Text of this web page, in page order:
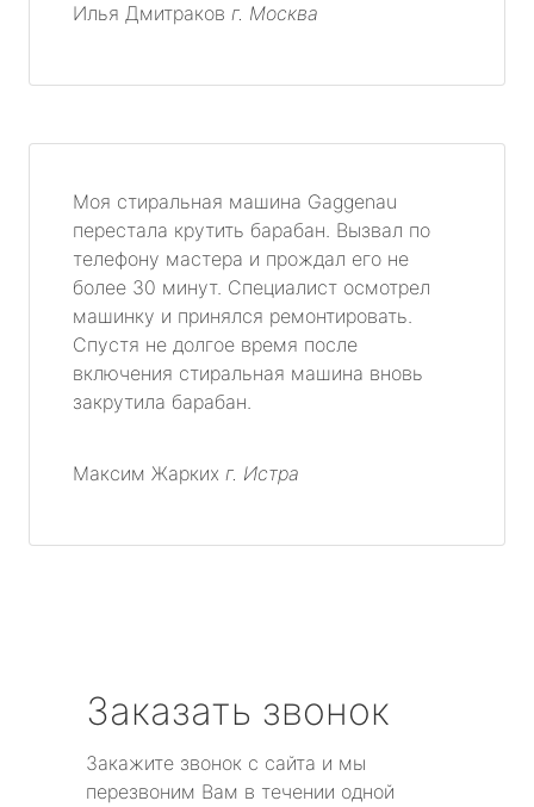
Илья Дмитраков г. Москва
Моя стиральная машина Gaggenau
перестала крутить барабан. Вызвал по
телефону мастера и прождал его не
более 30 минут. Специалист осмотрел
машинку и принялся ремонтировать.
Спустя не долгое время после
включения стиральная машина вновь
закрутила барабан.
Максим Жарких г. Истра
Заказать звонок
Закажите звонок с сайта и мы
перезвоним Вам в течении одной